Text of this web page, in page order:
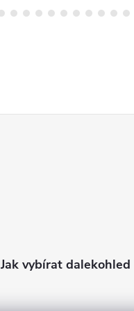
Jak vybírat dalekohled